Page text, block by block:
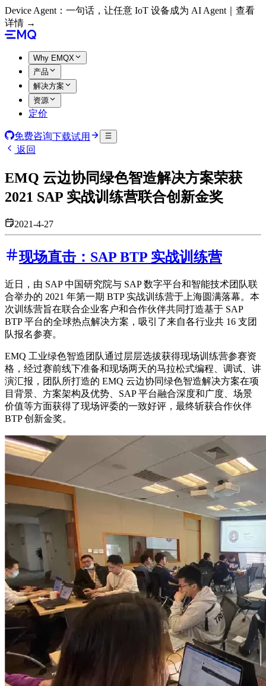
Device Agent：一句话，让任意 IoT 设备成为 AI Agent｜查看
详情 →
Why EMQX
产品
解决方案
资源
定价
免费咨询下载试用
返回
EMQ 云边协同绿色智造解决方案荣获
2021 SAP 实战训练营联合创新金奖
2021-4-27
现场直击：SAP BTP 实战训练营
近日，由 SAP 中国研究院与 SAP 数字平台和智能技术团队联
合举办的 2021 年第一期 BTP 实战训练营于上海圆满落幕。本
次训练营旨在联合企业客户和合作伙伴共同打造基于 SAP
BTP 平台的全球热点解决方案，吸引了来自各行业共 16 支团
队报名参赛。
EMQ 工业绿色智造团队通过层层选拔获得现场训练营参赛资
格，经过赛前线下准备和现场两天的马拉松式编程、调试、讲
演汇报，团队所打造的 EMQ 云边协同绿色智造解决方案在项
目背景、方案架构及优势、SAP 平台融合深度和广度、场景
价值等方面获得了现场评委的一致好评，最终斩获合作伙伴
BTP 创新金奖。